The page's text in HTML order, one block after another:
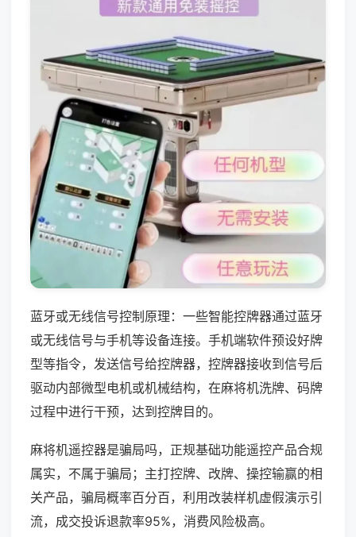
蓝牙或无线信号控制原理：一些智能控牌器通过蓝牙
或无线信号与手机等设备连接。手机端软件预设好牌
型等指令，发送信号给控牌器，控牌器接收到信号后
驱动内部微型电机或机械结构，在麻将机洗牌、码牌
过程中进行干预，达到控牌目的。
麻将机遥控器是骗局吗，正规基础功能遥控产品合规
属实，不属于骗局；主打控牌、改牌、操控输赢的相
关产品，骗局概率百分百，利用改装样机虚假演示引
流，成交投诉退款率95%，消费风险极高。